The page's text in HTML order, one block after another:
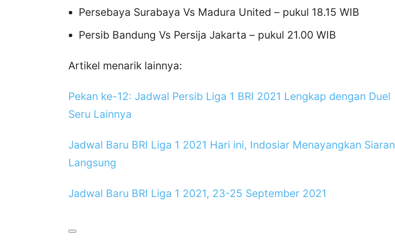
Persebaya Surabaya Vs Madura United – pukul 18.15 WIB
Persib Bandung Vs Persija Jakarta – pukul 21.00 WIB
Artikel menarik lainnya:
Pekan ke-12: Jadwal Persib Liga 1 BRI 2021 Lengkap dengan Duel
Seru Lainnya
Jadwal Baru BRI Liga 1 2021 Hari ini, Indosiar Menayangkan Siaran
Langsung
Jadwal Baru BRI Liga 1 2021, 23-25 September 2021